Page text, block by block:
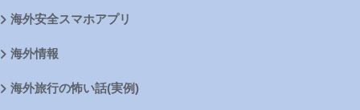
海外安全スマホアプリ
海外情報
海外旅行の怖い話(実例)